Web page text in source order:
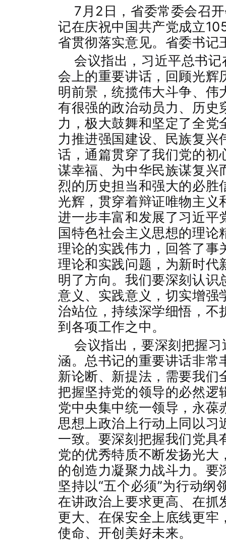
7月2日，省委常委会召
记在庆祝中国共产党成立
省贯彻落实意见。省委书记
会议指出，习近平总书
会上的重要讲话，回顾光辉
明前景，统揽伟大斗争、伟
有很强的政治动员力、历史
力，极大鼓舞和坚定了全
力推进强国建设、民族复
话，通篇贯穿了我们党的初
谋幸福、为中华民族谋复兴
烈的历史担当和强大的必胜
光辉，贯穿着辩证唯物主义
进一步丰富和发展了习近平
国特色社会主义思想的理
理论的实践伟力，回答了事
理论和实践问题，为新时代
明了方向。我们要深刻认识
意义、实践意义，切实增强
治站位，持续深学细悟，不
到各项工作之中。
会议指出，要深刻把握
涵。总书记的重要讲话非常
新论断、新提法，需要我们
把握坚持党的领导的必然逻
党中央集中统一领导，永
思想上政治上行动上同以习
一致。要深刻把握我们党具
党的优秀特质不断发扬光
的创造力凝聚力战斗力。要
坚持以“五个必须”为行动纲
在讲政治上要求更高、在抓
更大、在保安全上底线更牢
使命、开创美好未来。